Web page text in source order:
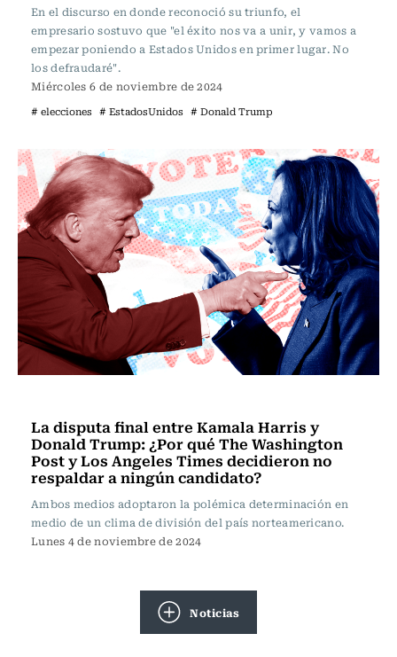
En el discurso en donde reconoció su triunfo, el
empresario sostuvo que "el éxito nos va a unir, y vamos a
empezar poniendo a Estados Unidos en primer lugar. No
los defraudaré".
Miércoles 6 de noviembre de 2024
# elecciones # EstadosUnidos # Donald Trump
La disputa final entre Kamala Harris y
Donald Trump: ¿Por qué The Washington
Post y Los Angeles Times decidieron no
respaldar a ningún candidato?
Ambos medios adoptaron la polémica determinación en
medio de un clima de división del país norteamericano.
Lunes 4 de noviembre de 2024
Noticias